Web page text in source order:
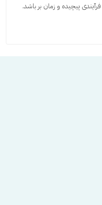
پیچیده و زمان بر باشد.